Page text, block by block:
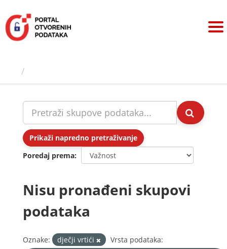
sadržaj
Prikaži napredno pretraživanje
Poredaj prema
Nisu pronađeni skupovi
podataka
Oznake: dječji vrtići
Vrsta podataka: